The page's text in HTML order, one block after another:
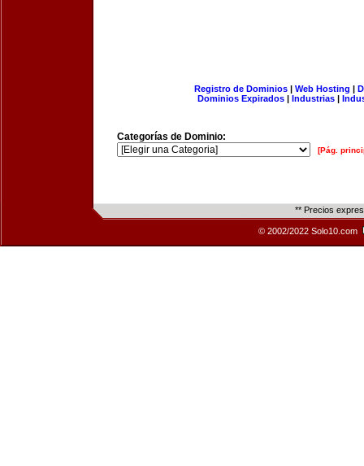
Registro de Dominios| Web Hosting |
Dominios Expirados | Industrias |
Categorías de Dominio:
[Pág.
** Precios
© 2002/2022 Solo10.com